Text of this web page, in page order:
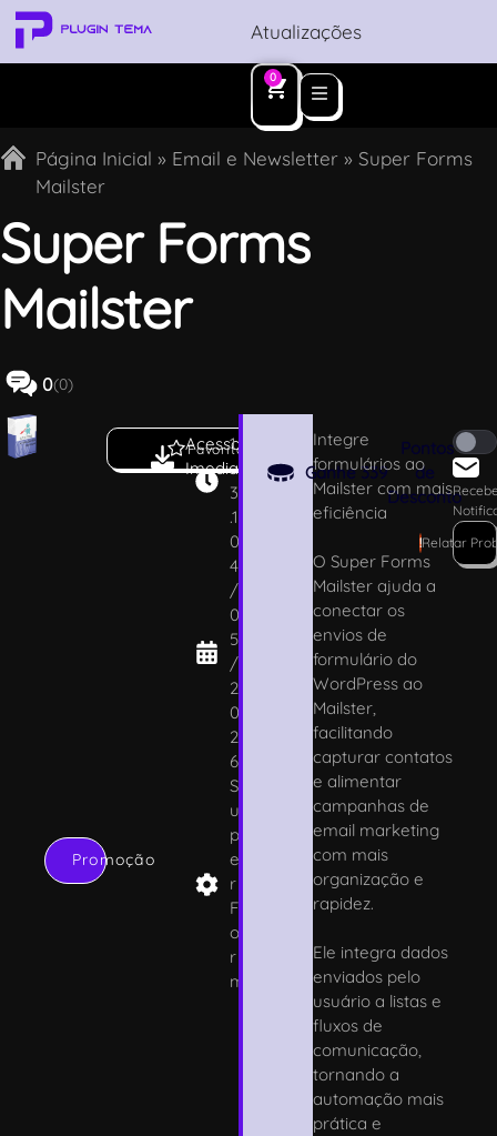
Atualizações
0
Página Inicial » Email e Newsletter » Super Forms
Mailster
Super Forms
Mailster
0(0)
Promoção
Favoritar
Acesso
Imediato
1
.
3
.1
0
4
/
0
5
/
2
0
2
6
S
u
p
e
r
F
o
r
m
Ganhe339
Pontos
de
Desconto
Integre
formulários ao
Mailster com mais
eficiência
O Super Forms
Mailster ajuda a
conectar os
envios de
formulário do
WordPress ao
Mailster,
facilitando
capturar contatos
e alimentar
campanhas de
email marketing
com mais
organização e
rapidez.
Ele integra dados
enviados pelo
usuário a listas e
fluxos de
comunicação,
tornando a
automação mais
prática e
!Relatar